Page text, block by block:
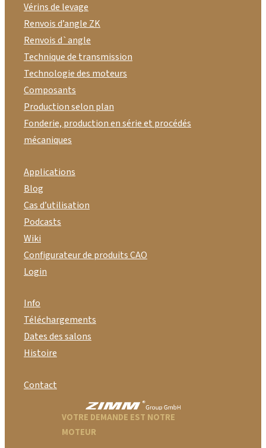
Vérins de levage
Renvois d’angle ZK
Renvois d`angle
Technique de transmission
Technologie des moteurs
Composants
Production selon plan
Fonderie, production en série et procédés
mécaniques
Applications
Blog
Cas d’utilisation
Podcasts
Wiki
Configurateur de produits CAO
Login
Info
Téléchargements
Dates des salons
Histoire
Contact
VOTRE DEMANDE EST NOTRE
MOTEUR